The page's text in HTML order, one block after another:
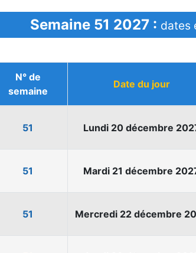
Semaine 51 2027 : dates
N° de
semaine
Date du jour
51 Lundi 20 décembre
51 Mardi 21 décembre
51 Mercredi 22 décembre